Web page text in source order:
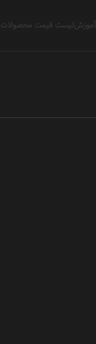
آموزش لیست قیمت محصولات